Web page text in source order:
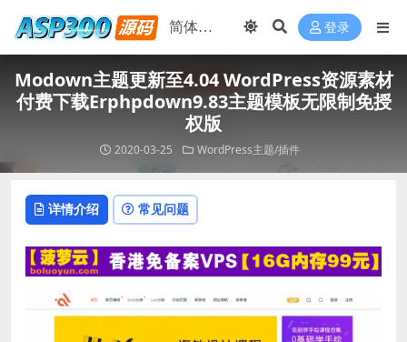
登录
Modown主题更新至4.04 WordPress资源素材
付费下载Erphpdown9.83主题模板无限制免授
权版
2020-03-25 WordPress主题/插件
详情介绍 常见问题